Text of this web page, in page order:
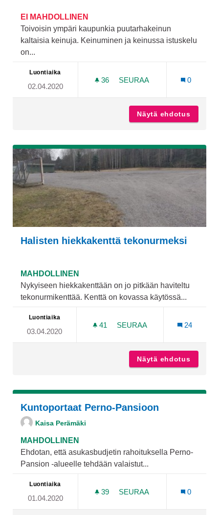
EI MAHDOLLINEN
Toivoisin ympäri kaupunkia puutarhakeinun
kaltaisia keinuja. Keinuminen ja keinussa istuskelu
on...
Luontiaika
02.04.2020
36 36 SEURAAJAA
SEURAA
0
Näytä ehdotus
Halisten hiekkakenttä tekonurmeksi
MAHDOLLINEN
Nykyiseen hiekkakenttään on jo pitkään haviteltu
tekonurmikenttää. Kenttä on kovassa käytössä...
Luontiaika
03.04.2020
41 41 SEURAAJAA
SEURAA
24
Näytä ehdotus
Kuntoportaat Perno-Pansioon
Kaisa Perämäki
MAHDOLLINEN
Ehdotan, että asukasbudjetin rahoituksella Perno-
Pansion -alueelle tehdään valaistut...
Luontiaika
01.04.2020
39 39 SEURAAJAA
SEURAA
0